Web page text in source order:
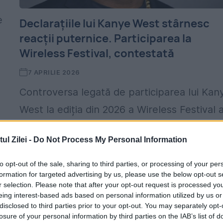
Zilei - Do Not Process My Personal Information
opt-out of the sale, sharing to third parties, or processing of your
for targeted advertising by us, please use the below opt-out
selection. Please note that after your opt-out request is processed
interest-based ads based on personal information utilized by us
to third parties prior to your opt-out. You may separately
of your personal information by third parties on the IAB’s list of
Declarațiile lui Kanye West stârnesc
reacții puternice. Participarea la
Wireless Festival, contestată
7 APRILIE 2026
Controversa legată de participarea lui
West la ediția din 2026 a Wireless Festival
atât în mediul politic, cât și în societatea
civilă,...